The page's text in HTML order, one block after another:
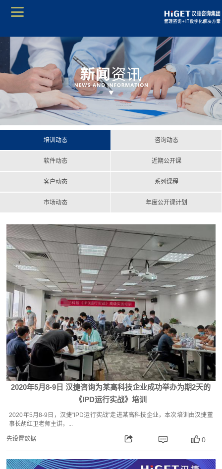
培训动态 咨询动态
软件动态 近期公开课
客户动态 系列课程
市场动态 年度公开课计划
2020年5月8-9日 汉捷咨询为某高科技企业成功举办为期2天的
《IPD运行实战》培训
2020年5月8-9日，汉捷“IPD运行实战”走进某高科技企业，本次培训由汉捷董
事长胡红卫老师主讲，...
先设置数据 0